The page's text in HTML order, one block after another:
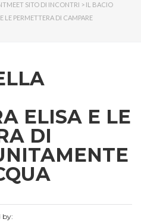
SITO DI INCONTRI > IL BACIO
LE PERMETTERA DI CAMPARE
ELISA E LE
DI
by: